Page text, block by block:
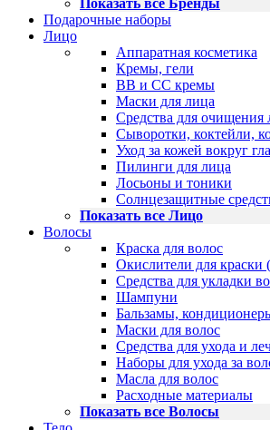
Показать все Бренды
Подарочные наборы
Лицо
Аппаратная косметика
Кремы, гели
BB и CC кремы
Маски для лица
Средства для очищения
Сыворотки, коктейли,
Уход за кожей вокруг
Пилинги для лица
Лосьоны и тоники
Солнцезащитные
Показать все Лицо
Волосы
Краска для волос
Окислители для
Средства для укладки
Шампуни
Бальзамы,
Маски для волос
Средства для ухода и
Наборы для ухода за
Масла для волос
Расходные материалы
Показать все Волосы